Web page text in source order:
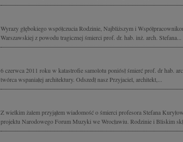
Wyrazy głębokiego współczucia Rodzinie, Najbliższym i
Warszawskiej z powodu tragicznej śmierci prof. dr. hab. inż. arch. Stefana...
6 czerwca 2011 roku w katastrofie samolotu poniósł śmierć prof. dr hab.
twórca wspaniałej architektury. Odszedł nasz Przyjaciel, architekt,...
Z wielkim żalem przyjąłem wiadomość o śmierci profesora Stefana
projektu Narodowego Forum Muzyki we Wrocławiu. Rodzinie i Bliskim